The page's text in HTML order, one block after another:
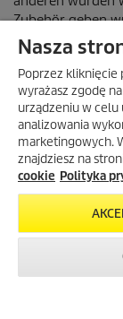
Nasza
Poprzez kliknięcie
wyrażasz zgodę
urządzeniu w celu
analizowania
marketingowych.
znajdziesz na
cookie Polityka